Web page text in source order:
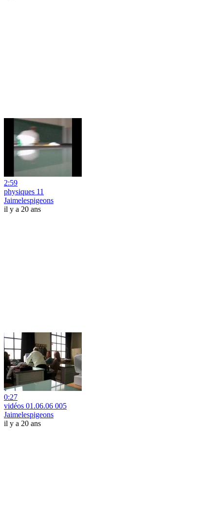
2:59
physiques 11
Jaimelespigeons
il y a 20 ans
0:27
vidéos 01.06.06 005
Jaimelespigeons
il y a 20 ans